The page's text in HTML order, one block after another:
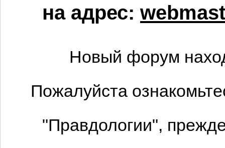
на адрес:
Новый форум
Пожалуйста
"Правдологии",